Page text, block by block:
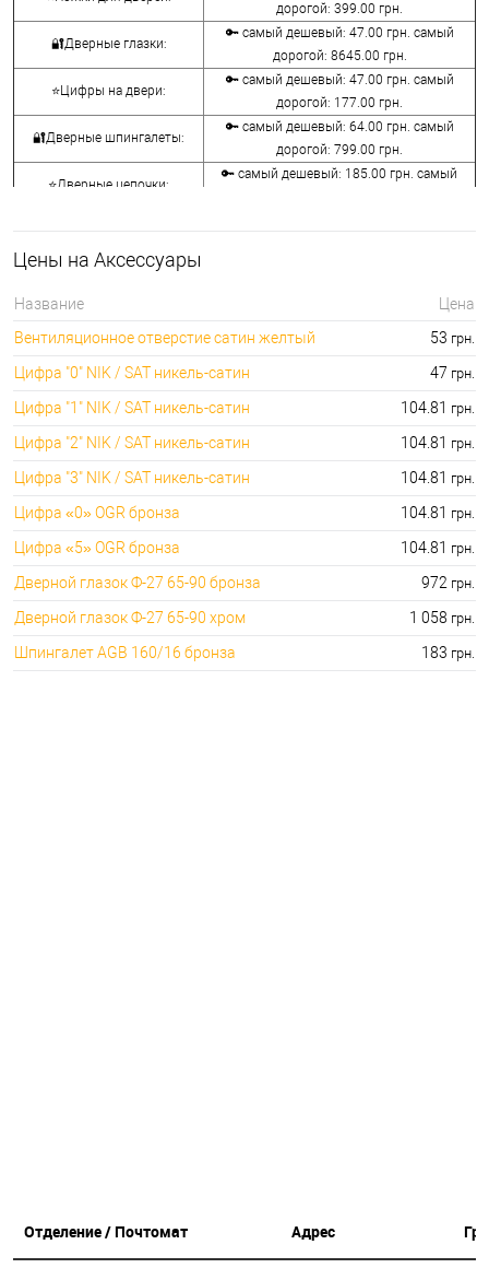
дорогой: 399.00 грн.
🔐Дверные глазки:
🔑 самый дешевый: 47.00 грн. самый
дорогой: 8645.00 грн.
⭐Цифры на двери:
🔑 самый дешевый: 47.00 грн. самый
дорогой: 177.00 грн.
🔐Дверные шпингалеты:
🔑 самый дешевый: 64.00 грн. самый
дорогой: 799.00 грн.
⭐Дверные цепочки:
🔑 самый дешевый: 185.00 грн. самый
🔐Засовы для дверей:
для дверей:
🔑 самый дешевый: 53.00 грн. самый
дорогой: 157.00 грн.
Цены на Аксессуары
Название
Цена
Вентиляционное отверстие сатин желтый
53 грн.
Цифра "0" NIK / SAT никель-сатин 47 грн.
Цифра "1" NIK / SAT никель-сатин 104.81 грн.
Цифра "2" NIK / SAT никель-сатин 104.81 грн.
Цифра "3" NIK / SAT никель-сатин 104.81 грн.
Цифра «0» OGR бронза 104.81 грн.
Цифра «5» OGR бронза 104.81 грн.
Дверной глазок Ф-27 65-90 бронза 972 грн.
Дверной глазок Ф-27 65-90 хром 1 058 грн.
Шпингалет AGB 160/16 бронза 183 грн.
Отделение / Почтомат Адрес